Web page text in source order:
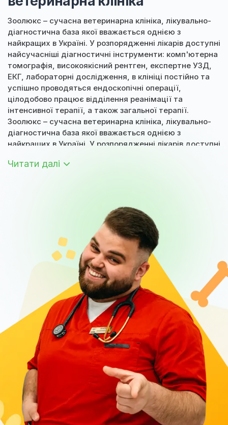
Зоолюкс – сучасна ветеринарна клініка, лікувально-
діагностична база якої вважається однією з
найкращих в Україні. У розпорядженні лікарів доступні
найсучасніші діагностичні інструменти: комп'ютерна
томографія, високоякісний рентген, експертне УЗД,
ЕКГ, лабораторні дослідження, в клініці постійно та
успішно проводяться ендоскопічні операції,
цілодобово працює відділення реанімації та
інтенсивної терапії, а також загальної терапії.
Зоолюкс – сучасна ветеринарна клініка, лікувально-
діагностична база якої вважається однією з
найкращих в Україні. У розпорядженні лікарів доступні
томографія, високоякісний рентген, експертне УЗД,
інтенсивної терапії, а також загальної терапії.
Читати далі